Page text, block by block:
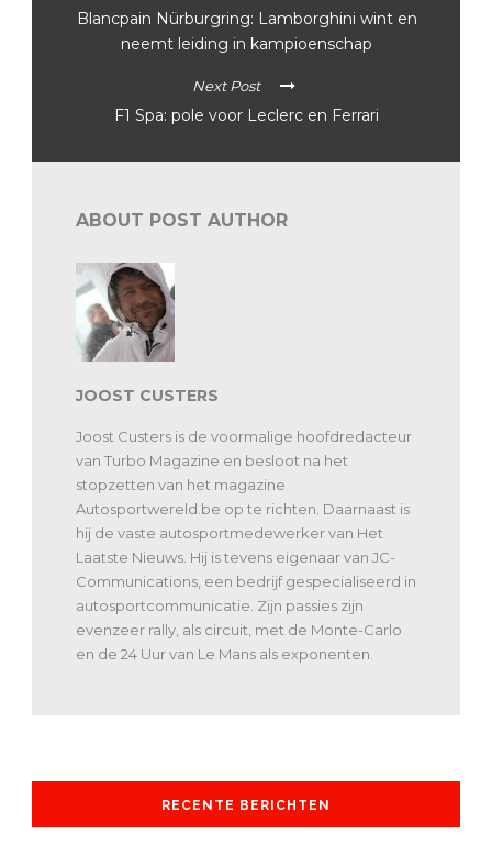
Blancpain Nürburgring: Lamborghini wint en
neemt leiding in kampioenschap
Next Post
F1 Spa: pole voor Leclerc en Ferrari
ABOUT POST AUTHOR
JOOST CUSTERS
Joost Custers is de voormalige hoofdredacteur
van Turbo Magazine en besloot na het
stopzetten van het magazine
Autosportwereld.be op te richten. Daarnaast is
hij de vaste autosportmedewerker van Het
Laatste Nieuws. Hij is tevens eigenaar van JC-
Communications, een bedrijf gespecialiseerd in
autosportcommunicatie. Zijn passies zijn
evenzeer rally, als circuit, met de Monte-Carlo
en de 24 Uur van Le Mans als exponenten.
RECENTE BERICHTEN